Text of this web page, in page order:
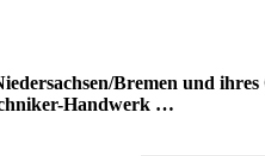
Bremen und
Handwerk …